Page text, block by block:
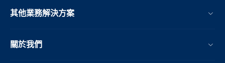
其他業務解決方案​
關於我們